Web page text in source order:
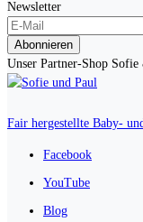
Newsletter
Abonnieren
Unser Partner-Shop Sofie
Fair hergestellte Baby-
Facebook
YouTube
Blog